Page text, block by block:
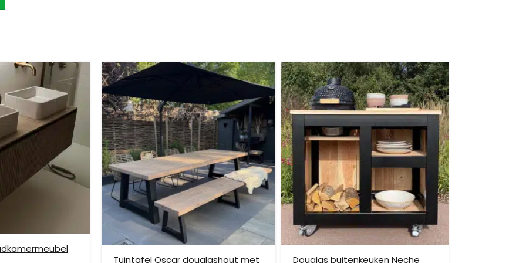
aan wanden is niet mogelijk. Bestel je 2 of meer meubels voor uitgebreide bezorging op begane grond rekenen wij
verzendmethode te kiezen. Het kan voorkomen dat u een handje moet helpen om de goederen op de juiste plek te
is niet mogelijk. Dient je meubel met een verhuislift op de gewenste locatie te komen, dan dien je dit zelf en op
op etage rekenen wij hier extra kosten voor, prijs op aanvraag.
Tuintafel Oscar douglashout met
Douglas buitenkeuken Neche